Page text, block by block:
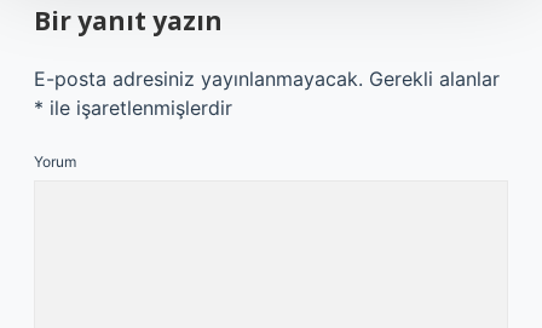
Bir yanıt yazın
E-posta adresiniz yayınlanmayacak. Gerekli alanlar
* ile işaretlenmişlerdir
Yorum